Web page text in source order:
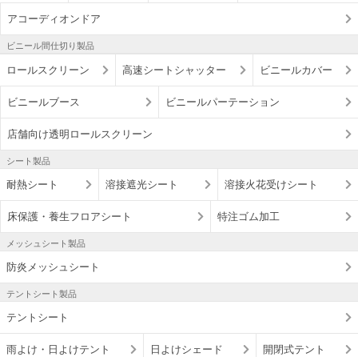
アコーディオンドア
ビニール間仕切り製品
ロールスクリーン 高速シートシャッター ビニールカバー
ビニールブース ビニールパーテーション
店舗向け透明ロールスクリーン
シート製品
耐熱シート 溶接遮光シート 溶接火花受けシート
床保護・養生フロアシート 特注ゴム加工
メッシュシート製品
防炎メッシュシート
テントシート製品
テントシート
雨よけ・日よけテント 日よけシェード 開閉式テント